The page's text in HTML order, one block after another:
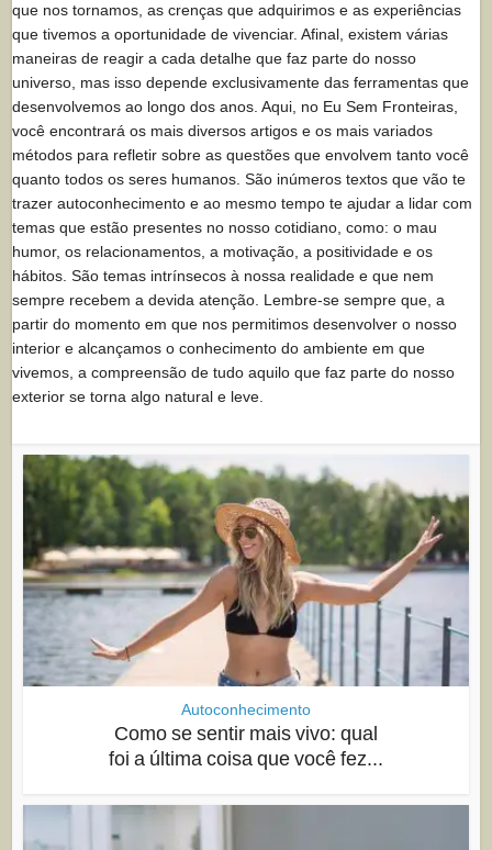
que nos tornamos, as crenças que adquirimos e as experiências
que tivemos a oportunidade de vivenciar. Afinal, existem várias
maneiras de reagir a cada detalhe que faz parte do nosso
universo, mas isso depende exclusivamente das ferramentas que
desenvolvemos ao longo dos anos. Aqui, no Eu Sem Fronteiras,
você encontrará os mais diversos artigos e os mais variados
métodos para refletir sobre as questões que envolvem tanto você
quanto todos os seres humanos. São inúmeros textos que vão te
trazer autoconhecimento e ao mesmo tempo te ajudar a lidar com
temas que estão presentes no nosso cotidiano, como: o mau
humor, os relacionamentos, a motivação, a positividade e os
hábitos. São temas intrínsecos à nossa realidade e que nem
sempre recebem a devida atenção. Lembre-se sempre que, a
partir do momento em que nos permitimos desenvolver o nosso
interior e alcançamos o conhecimento do ambiente em que
vivemos, a compreensão de tudo aquilo que faz parte do nosso
exterior se torna algo natural e leve.
Autoconhecimento
Como se sentir mais vivo: qual
foi a última coisa que você fez...